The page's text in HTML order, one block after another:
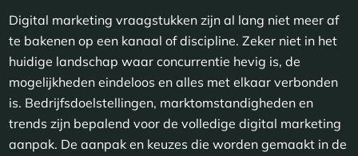
Digital marketing vraagstukken zijn al lang niet meer af
te bakenen op een kanaal of discipline. Zeker niet in het
huidige landschap waar concurrentie hevig is, de
mogelijkheden eindeloos en alles met elkaar verbonden
is. Bedrijfsdoelstellingen, marktomstandigheden en
trends zijn bepalend voor de volledige digital marketing
aanpak. De aanpak en keuzes die worden gemaakt in de